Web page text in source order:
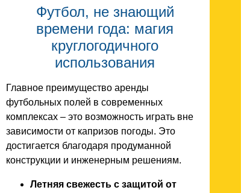
Футбол, не знающий
времени года: магия
круглогодичного
использования
Главное преимущество аренды
футбольных полей в современных
комплексах – это возможность играть вне
зависимости от капризов погоды. Это
достигается благодаря продуманной
конструкции и инженерным решениям.
Летняя свежесть с защитой от